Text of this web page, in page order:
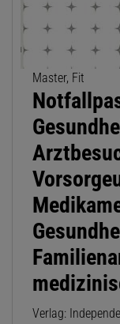
Master, Fit
Verlag: